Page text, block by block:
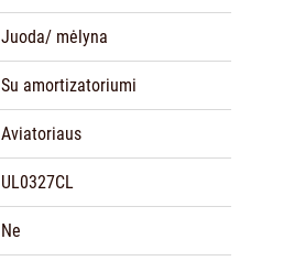
Juoda/ mėlyna
Su amortizatoriumi
Aviatoriaus
UL0327CL
Ne